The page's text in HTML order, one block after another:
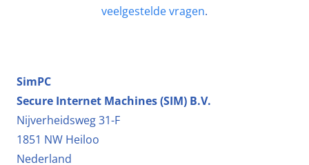
veelgestelde vragen.
SimPC
Secure Internet Machines (SIM) B.V.
Nijverheidsweg 31-F
1851 NW Heiloo
Nederland